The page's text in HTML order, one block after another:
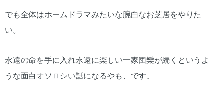
でも全体はホームドラマみたいな腕白なお芝居をやりた
い。
永遠の命を手に入れ永遠に楽しい一家団欒が続くというよ
うな面白オソロシい話になるやも、です。